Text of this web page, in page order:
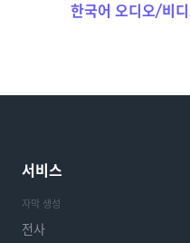
한국어 오디오/비
서비스
자막 생성
전사